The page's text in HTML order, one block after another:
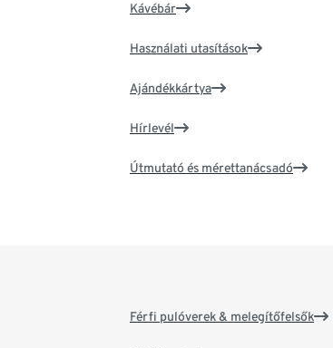
Kávébár
Használati utasítások
Ajándékkártya
Hírlevél
Útmutató és mérettanácsadó
Férfi pulóverek & melegítőfelsők